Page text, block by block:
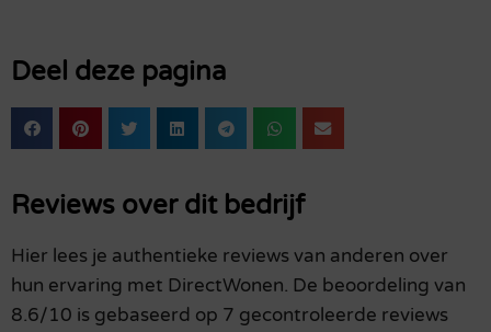
Deel deze pagina
Reviews over dit bedrijf
Hier lees je authentieke reviews van anderen over
hun ervaring met DirectWonen. De beoordeling van
8.6/10 is gebaseerd op 7 gecontroleerde reviews